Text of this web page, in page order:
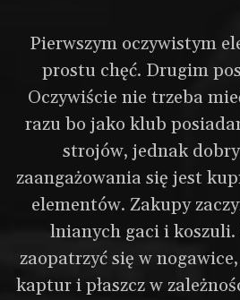
Pierwszym oczywistym
prostu chęć. Drugim
Oczywiście nie trzeba
razu bo jako klub
strojów, jednak
zaangażowania się jest
elementów. Zakupy
lnianych gaci i
zaopatrzyć się w
kaptur i płaszcz w